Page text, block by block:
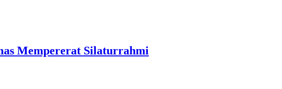
Mempererat Silaturrahmi